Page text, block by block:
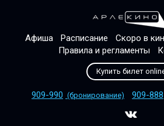
Афиша Расписание Скоро в
Правила и регламенты
Купить билет
909-990 (бронирование) 909-888